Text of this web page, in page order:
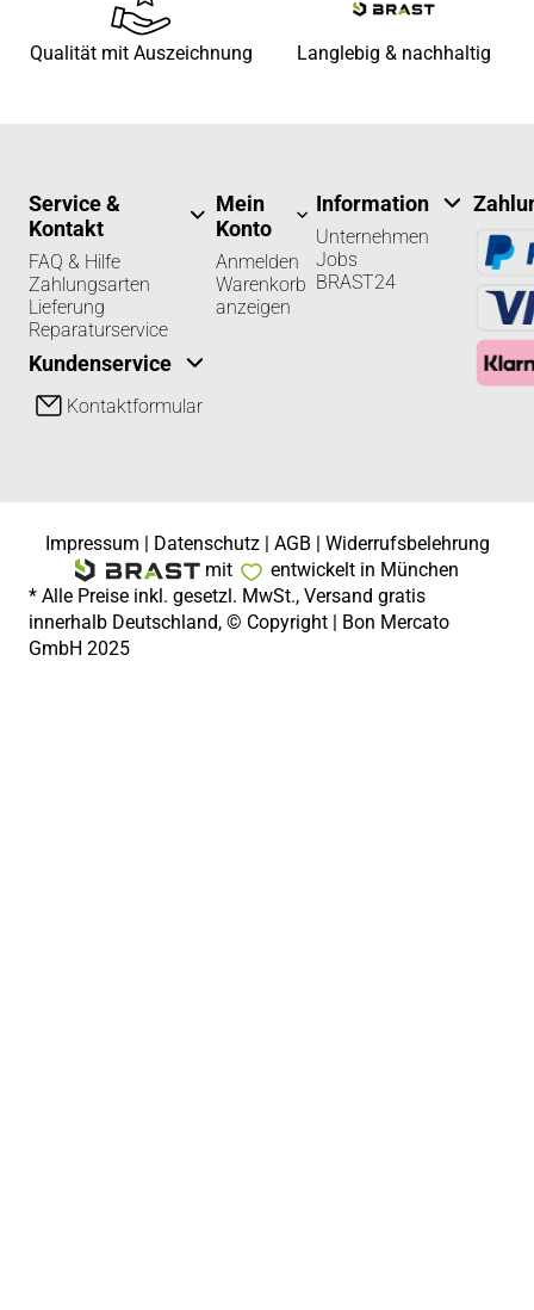
Qualität mit Auszeichnung Langlebig & nachhaltig
Service &
Kontakt
FAQ & Hilfe
Zahlungsarten
Lieferung
Reparaturservice
Kundenservice
Kontaktformular
Mein
Konto
Anmelden
Warenkorb
anzeigen
Information
Unternehmen
Jobs
BRAST24
Impressum | Datenschutz| AGB | Widerrufsbelehrung
mit
entwickelt in München
* Alle Preise inkl. gesetzl. MwSt., Versand gratis
innerhalb Deutschland, © Copyright | Bon Mercato
GmbH 2025